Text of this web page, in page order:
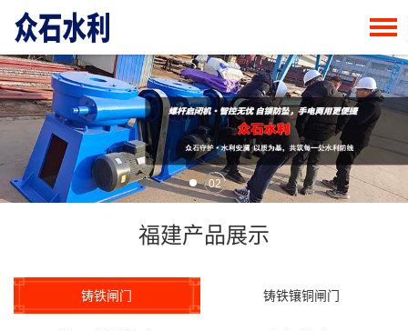
02
福建产品展示
铸铁闸门 铸铁镶铜闸门